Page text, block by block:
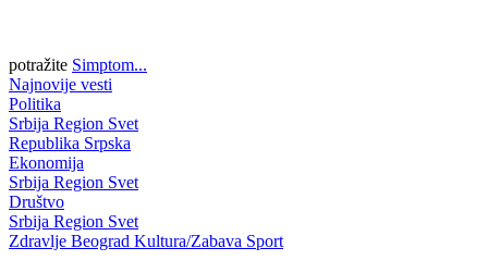
potražite Simptom...
Najnovije vesti
Politika
Srbija Region Svet
Republika Srpska
Ekonomija
Srbija Region Svet
Društvo
Srbija Region Svet
Zdravlje Beograd Kultura/Zabava Sport